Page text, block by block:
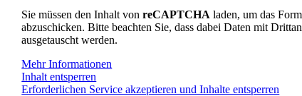
Sie müssen den Inhalt vonreCAPTCHA laden, um das
abzuschicken. Bitte beachten Sie, dass dabei Daten mit
ausgetauscht werden.
Mehr Informationen
Inhalt entsperren
Erforderlichen Service akzeptieren und Inhalte entsperren